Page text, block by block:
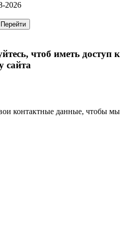
2026
чтоб иметь доступ к
сайта
контактные данные, чтобы мы